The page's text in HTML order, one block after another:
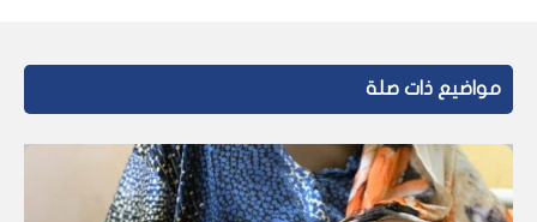
مواضيع ذات صلة